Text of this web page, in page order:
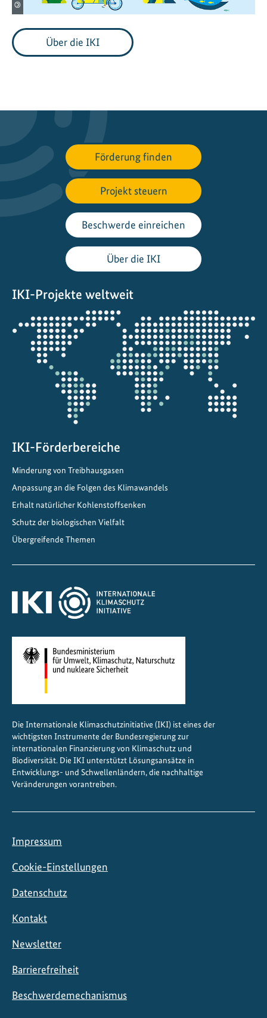
©
Über die IKI
Förderung finden
Projekt steuern
Beschwerde einreichen
Über die IKI
IKI-Projekte weltweit
Öffnet
die
Projektkarte
IKI-Förderbereiche
Minderung von Treibhausgasen
Anpassung an die Folgen des Klimawandels
Erhalt natürlicher Kohlenstoffsenken
Schutz der biologischen Vielfalt
Übergreifende Themen
Die Internationale Klimaschutzinitiative (IKI) ist eines der
wichtigsten Instrumente der Bundesregierung zur
internationalen Finanzierung von Klimaschutz und
Biodiversität. Die IKI unterstützt Lösungsansätze in
Entwicklungs- und Schwellenländern, die nachhaltige
Veränderungen vorantreiben.
Impressum
Cookie-Einstellungen
Datenschutz
Kontakt
Newsletter
Barrierefreiheit
Beschwerdemechanismus